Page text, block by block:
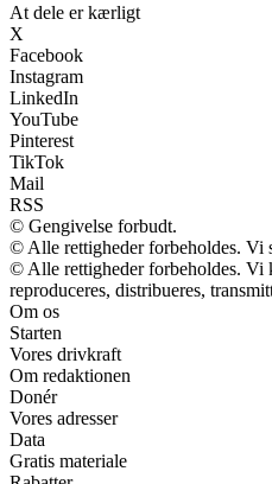
At dele er kærligt
X
Facebook
Instagram
LinkedIn
YouTube
Pinterest
TikTok
Mail
RSS
© Gengivelse forbudt.
© Alle rettigheder forbeholdes. Vi
© Alle rettigheder forbeholdes. Vi
reproduceres, distribueres,
Om os
Starten
Vores drivkraft
Om redaktionen
Donér
Vores adresser
Data
Gratis materiale